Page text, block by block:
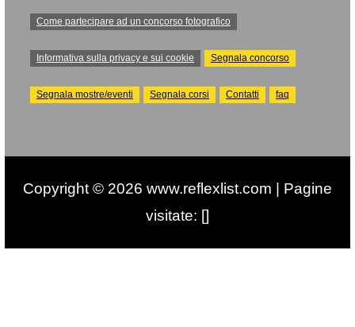
Come partecipare ad un concorso fotografico
Informativa sulla privacy e sui cookie Segnala concorso
Segnala mostre/eventi Segnala corsi Contatti faq
Copyright © 2026 www.reflexlist.com | Pagine
visitate: []